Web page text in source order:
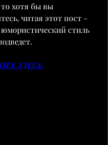
хотя бы вы
читая этот пост -
стиль
ЗДЕСЬ